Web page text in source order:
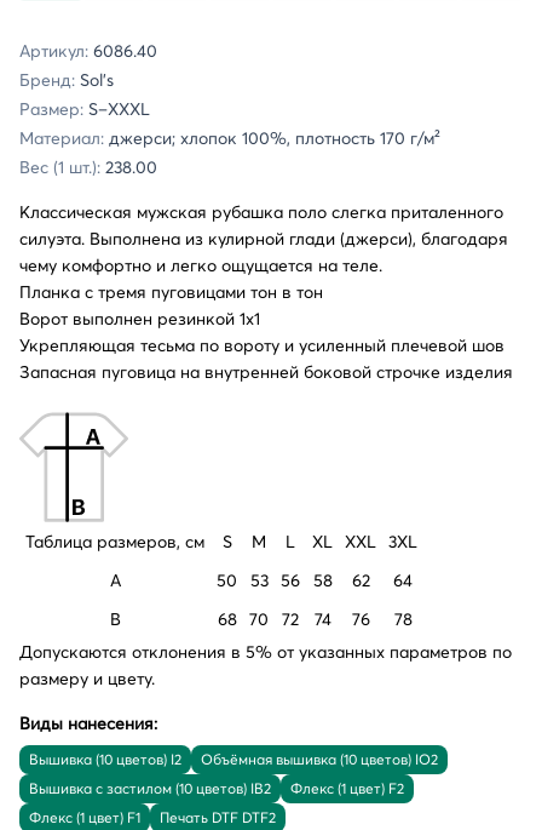
Артикул: 6086.40
Бренд: Sol's
Размер: S–XXXL
Материал: джерси; хлопок 100%, плотность 170 г/м²
Вес (1 шт.): 238.00
Классическая мужская рубашка поло слегка приталенного
силуэта. Выполнена из кулирной глади (джерси), благодаря
чему комфортно и легко ощущается на теле.
Планка с тремя пуговицами тон в тон
Ворот выполнен резинкой 1х1
Укрепляющая тесьма по вороту и усиленный плечевой шов
Запасная пуговица на внутренней боковой строчке изделия
Таблица размеров, см S M L XL XXL 3XL
A
50 53 56 58 62
64
B
68 70 72 74 76
78
Допускаются отклонения в 5% от указанных параметров по
размеру и цвету.
Виды нанесения:
Вышивка (10 цветов) I2
Объёмная вышивка (10 цветов) IO2
Вышивка с застилом (10 цветов) IB2
Флекс (1 цвет) F2
Флекс (1 цвет) F1
Печать DTF DTF2